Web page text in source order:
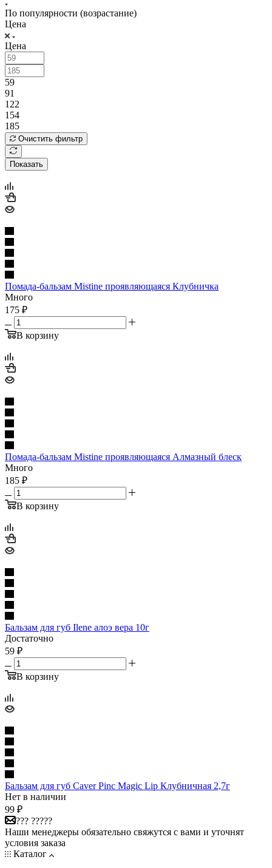
По популярности (возрастание)
Цена
Цена
59
91
122
154
185
Очистить фильтр
Показать
Помада-бальзам Mistine проявляющаяся Клубничка
Много
175 ₽
В корзину
Помада-бальзам Mistine проявляющаяся Алмазный блеск
Много
185 ₽
В корзину
Бальзам для губ Ilene алоэ вера 10г
Достаточно
59 ₽
В корзину
Бальзам для губ Caver Pinc Magic Lip Клубничная 2,7г
Нет в наличии
99 ₽
??? ?????
Наши менеджеры обязательно свяжутся с вами и уточнят
условия заказа
Каталог